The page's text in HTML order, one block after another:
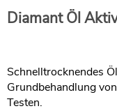
Diamant Öl
Schnelltrocknendes
Grundbehandlung
Testen.